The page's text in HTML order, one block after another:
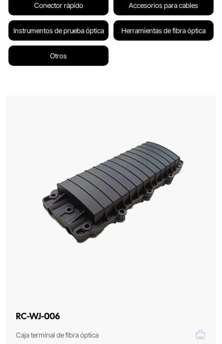
Conector rápido Accesorios para cables
Instrumentos de prueba óptica Herramientas de fibra óptica
Otros
RC-WJ-006
Caja terminal de fibra óptica